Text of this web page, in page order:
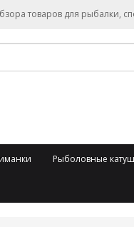
товаров для рыбалки,
Рыболовные